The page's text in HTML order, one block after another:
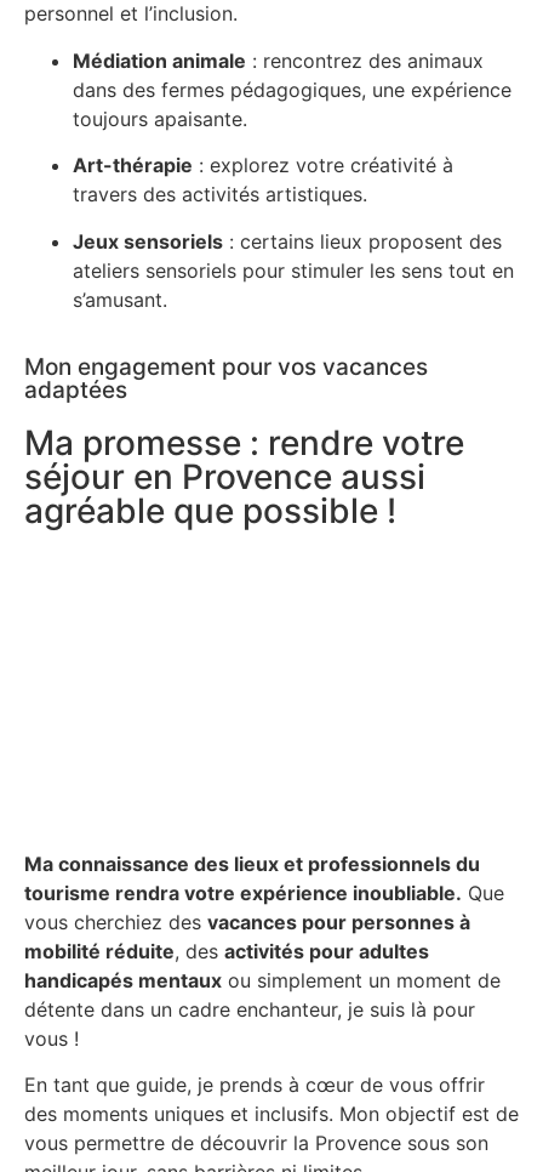
personnel et l’inclusion.
Médiation animale : rencontrez des animaux
dans des fermes pédagogiques, une expérience
toujours apaisante.
Art-thérapie : explorez votre créativité à
travers des activités artistiques.
Jeux sensoriels : certains lieux proposent des
ateliers sensoriels pour stimuler les sens tout en
s’amusant.
Mon engagement pour vos vacances
adaptées
Ma promesse : rendre votre
séjour en Provence aussi
agréable que possible !
Ma connaissance des lieux et professionnels du
tourisme rendra votre expérience inoubliable. Que
vous cherchiez des vacances pour personnes à
mobilité réduite, des activités pour adultes
handicapés mentaux ou simplement un moment de
détente dans un cadre enchanteur, je suis là pour
vous !
En tant que guide, je prends à cœur de vous offrir
des moments uniques et inclusifs. Mon objectif est de
vous permettre de découvrir la Provence sous son